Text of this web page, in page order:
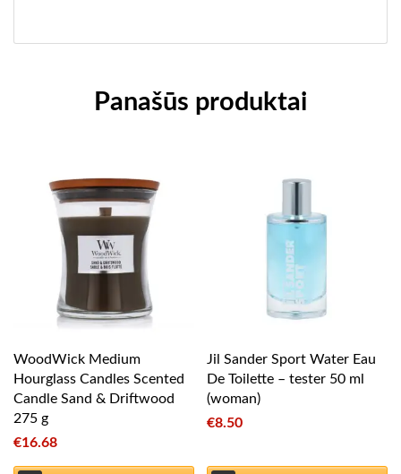
Panašūs produktai
WoodWick Medium
Hourglass Candles Scented
Candle Sand & Driftwood
275 g
€16.68
Jil Sander Sport Water Eau
De Toilette – tester 50 ml
(woman)
€8.50